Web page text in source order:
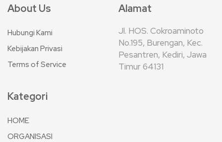
About Us
Hubungi Kami
Kebijakan Privasi
Terms of Service
Alamat
Jl. HOS. Cokroaminoto
No.195, Burengan, Kec.
Pesantren, Kediri, Jawa
Timur 64131
Kategori
HOME
ORGANISASI